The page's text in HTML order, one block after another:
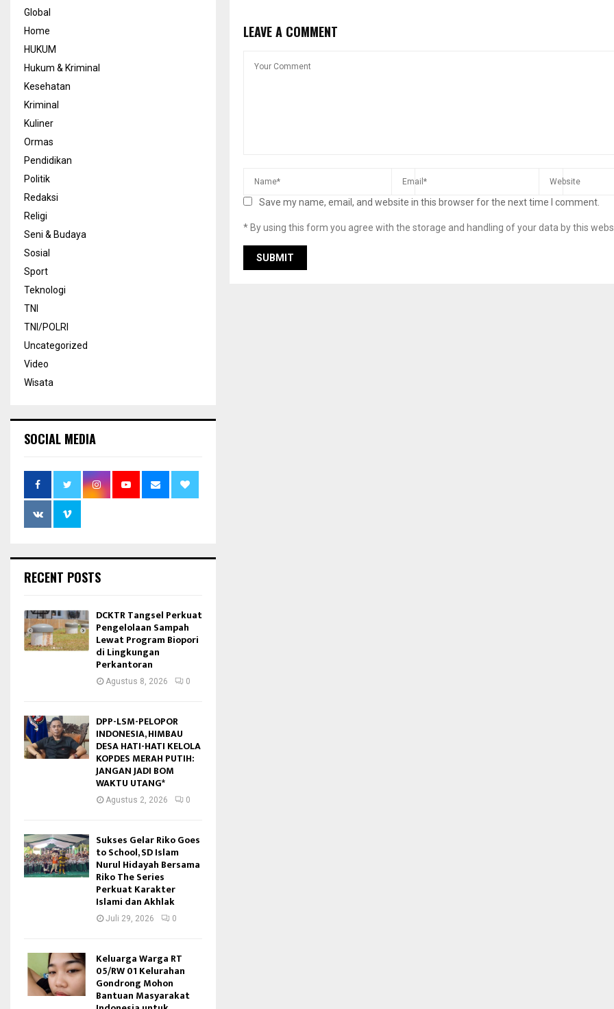
LEAVE A COMMENT
Save my name, email, and website in this browser for the next time I comment.
* By using this form you agree with the storage and handling of your data by this
Global
Home
HUKUM
Hukum & Kriminal
Kesehatan
Kriminal
Kuliner
Ormas
Pendidikan
Politik
Redaksi
Religi
Seni & Budaya
Sosial
Sport
Teknologi
TNI
TNI/POLRI
Uncategorized
Video
Wisata
SOCIAL MEDIA
RECENT POSTS
DCKTR Tangsel Perkuat
Pengelolaan Sampah
Lewat Program Biopori
di Lingkungan
Perkantoran
Agustus 8, 2026 0
DPP-LSM-PELOPOR
INDONESIA, HIMBAU
DESA HATI-HATI KELOLA
KOPDES MERAH PUTIH:
JANGAN JADI BOM
WAKTU UTANG*
Agustus 2, 2026 0
Sukses Gelar Riko Goes
to School, SD Islam
Nurul Hidayah Bersama
Riko The Series
Perkuat Karakter
Islami dan Akhlak
Juli 29, 2026 0
Keluarga Warga RT
05/RW 01 Kelurahan
Gondrong Mohon
Bantuan Masyarakat